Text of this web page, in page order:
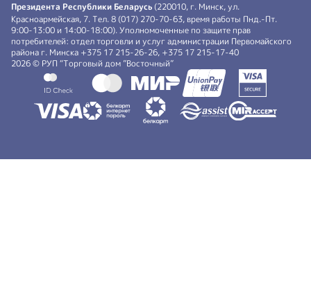
Президента Республики Беларусь (220010, г. Минск, ул.
Красноармейская, 7. Тел. 8 (017) 270-70-63, время работы Пнд.-Пт.
9:00-13:00 и 14:00-18:00). Уполномоченные по защите прав
потребителей: отдел торговли и услуг администрации Первомайского
района г. Минска +375 17 215-26-26, +375 17 215-17-40
2026 © РУП “Торговый дом ”Восточный”